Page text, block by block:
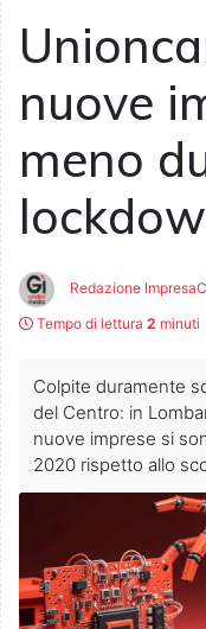
nuove
meno
Redazione
Tempo di lettura 2 minuti
Colpite duramente
del Centro: in
nuove imprese si
2020 rispetto allo